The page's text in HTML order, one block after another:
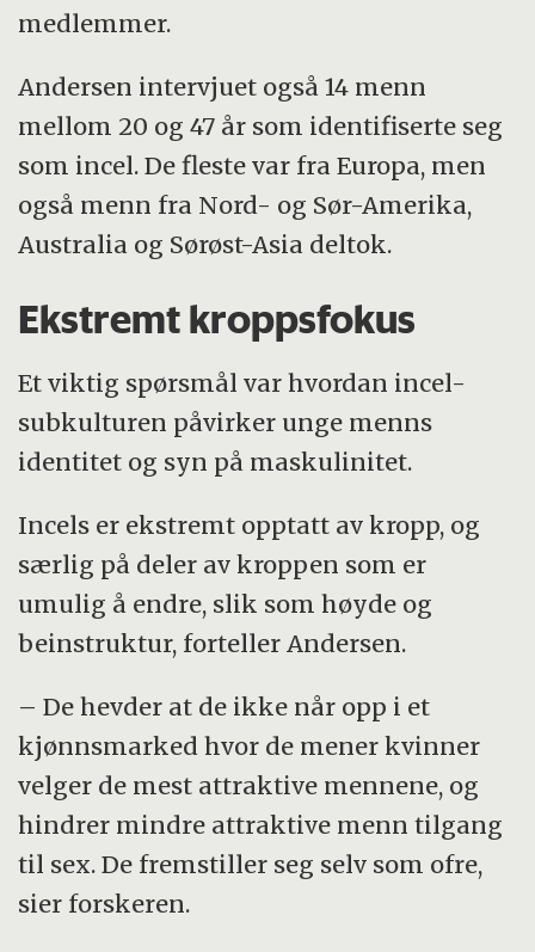
medlemmer.
Andersen intervjuet også 14 menn
mellom 20 og 47 år som identifiserte seg
som incel. De fleste var fra Europa, men
også menn fra Nord- og Sør-Amerika,
Australia og Sørøst-Asia deltok.
Ekstremt kroppsfokus
Et viktig spørsmål var hvordan incel-
subkulturen påvirker unge menns
identitet og syn på maskulinitet.
Incels er ekstremt opptatt av kropp, og
særlig på deler av kroppen som er
umulig å endre, slik som høyde og
beinstruktur, forteller Andersen.
– De hevder at de ikke når opp i et
kjønnsmarked hvor de mener kvinner
velger de mest attraktive mennene, og
hindrer mindre attraktive menn tilgang
til sex. De fremstiller seg selv som ofre,
sier forskeren.